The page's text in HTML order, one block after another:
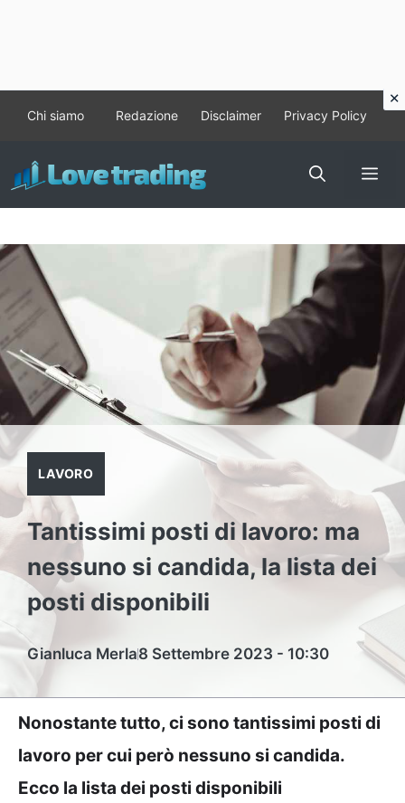
contenuto
Chi siamo Redazione Disclaimer Privacy Policy
LAVORO
Tantissimi posti di lavoro: ma
nessuno si candida, la lista dei
posti disponibili
Gianluca Merla8 Settembre 2023 - 10:30
Nonostante tutto, ci sono tantissimi posti di
lavoro per cui però nessuno si candida.
Ecco la lista dei posti disponibili